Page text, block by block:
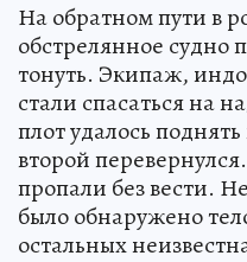
На обратном пути в
обстрелянное судно
тонуть. Экипаж,
стали спасаться на
плот удалось
второй
пропали без вести.
было обнаружено
остальных